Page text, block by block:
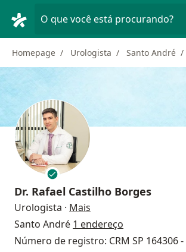
O que você está procurando?
Homepage Urologista Santo André
Dr. Rafael Castilho Borges
Urologista · Mais
Santo André 1 endereço
Número de registro: CRM SP 164306 -